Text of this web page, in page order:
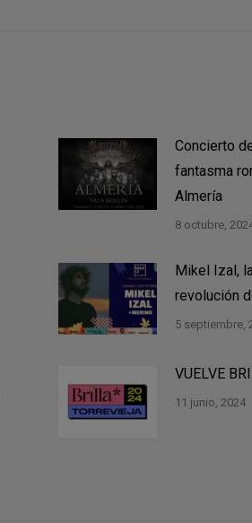
Concierto
fantasma
Almería
8 octubre,
Mikel Izal,
revolución
5 septiembre,
VUELVE
11 junio, 2024